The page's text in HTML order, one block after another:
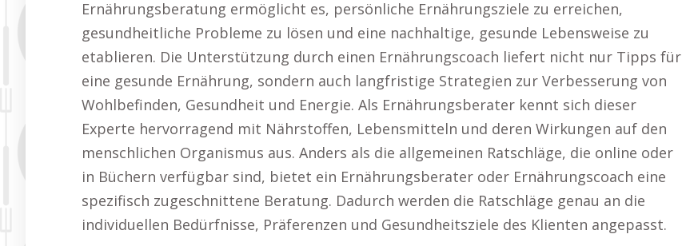
Ernährungsberatung ermöglicht es, persönliche Ernährungsziele zu erreichen,
gesundheitliche Probleme zu lösen und eine nachhaltige, gesunde Lebensweise zu
etablieren. Die Unterstützung durch einen Ernährungscoach liefert nicht nur Tipps für
eine gesunde Ernährung, sondern auch langfristige Strategien zur Verbesserung von
Wohlbefinden, Gesundheit und Energie. Als Ernährungsberater kennt sich dieser
Experte hervorragend mit Nährstoffen, Lebensmitteln und deren Wirkungen auf den
menschlichen Organismus aus. Anders als die allgemeinen Ratschläge, die online oder
in Büchern verfügbar sind, bietet ein Ernährungsberater oder Ernährungscoach eine
spezifisch zugeschnittene Beratung. Dadurch werden die Ratschläge genau an die
individuellen Bedürfnisse, Präferenzen und Gesundheitsziele des Klienten angepasst.